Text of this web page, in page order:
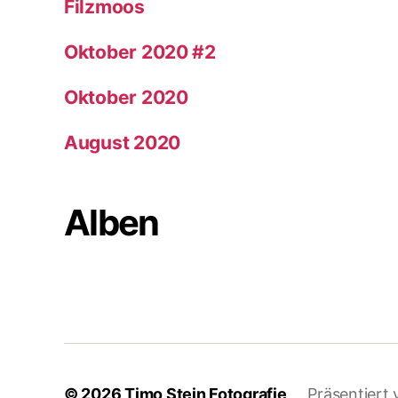
Filzmoos
Oktober 2020 #2
Oktober 2020
August 2020
Alben